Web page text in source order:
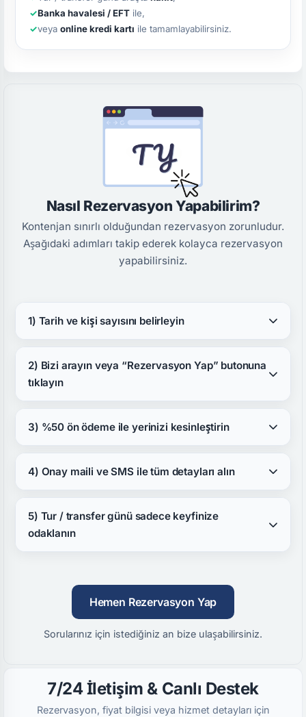
Banka havalesi / EFT ile,
veya online kredi kartı ile tamamlayabilirsiniz.
Nasıl Rezervasyon Yapabilirim?
Kontenjan sınırlı olduğundan rezervasyon zorunludur.
Aşağıdaki adımları takip ederek kolayca rezervasyon
yapabilirsiniz.
1) Tarih ve kişi sayısını belirleyin
2) Bizi arayın veya “Rezervasyon Yap” butonuna
tıklayın
3) %50 ön ödeme ile yerinizi kesinleştirin
4) Onay maili ve SMS ile tüm detayları alın
5) Tur / transfer günü sadece keyfinize
odaklanın
Hemen Rezervasyon Yap
Sorularınız için istediğiniz an bize ulaşabilirsiniz.
7/24 İletişim & Canlı Destek
Rezervasyon, fiyat bilgisi veya hizmet detayları için